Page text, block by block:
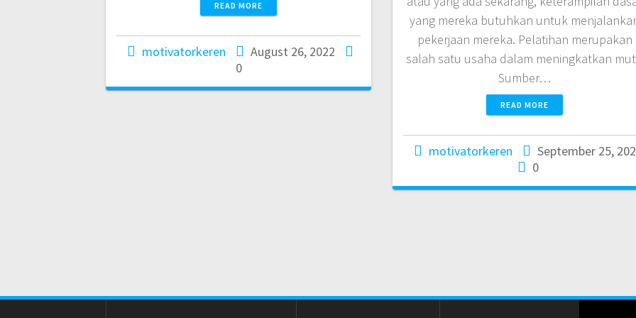
READ MORE
motivatorkeren
August 26, 2022
0
yang mereka butuhkan untuk
pekerjaan mereka. Pelatihan merupakan
salah satu usaha dalam meningkatkan
Sumber…
READ MORE
motivatorkeren
September 25,
0